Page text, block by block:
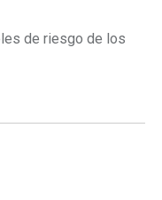
de riesgo de los